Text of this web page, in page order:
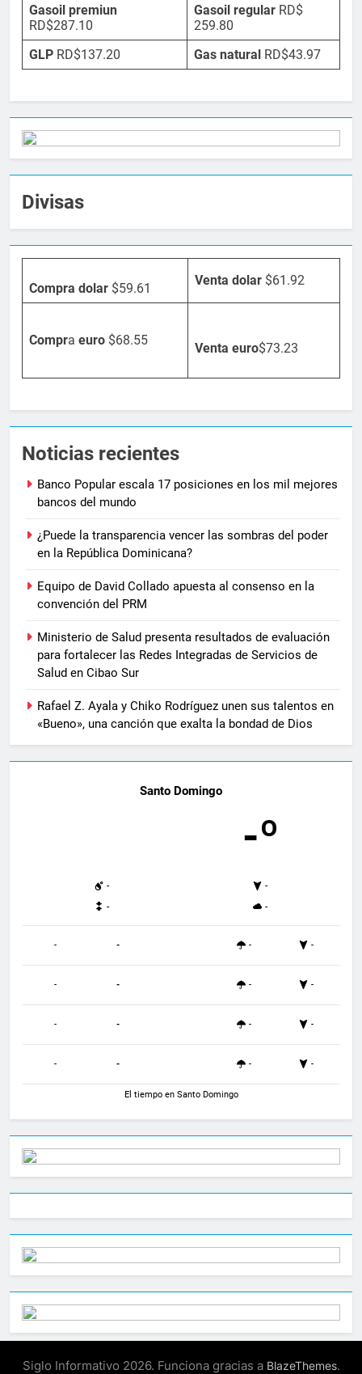
Gasoil premiun
RD$287.10
Gasoil regular RD$
259.80
GLP RD$137.20 Gas natural RD$43.97
Divisas
Compra dolar $59.61
Venta dolar $61.92
Compra euro $68.55
Venta euro$73.23
Noticias recientes
Banco Popular escala 17 posiciones en los mil mejores
bancos del mundo
¿Puede la transparencia vencer las sombras del poder
en la República Dominicana?
Equipo de David Collado apuesta al consenso en la
convención del PRM
Ministerio de Salud presenta resultados de evaluación
para fortalecer las Redes Integradas de Servicios de
Salud en Cibao Sur
Rafael Z. Ayala y Chiko Rodríguez unen sus talentos en
«Bueno», una canción que exalta la bondad de Dios
Santo Domingo
-º
-
-
-
-
- - - -
- - - -
- - - -
- - - -
El tiempo en Santo Domingo
Siglo Informativo 2026. Funciona gracias a BlazeThemes.